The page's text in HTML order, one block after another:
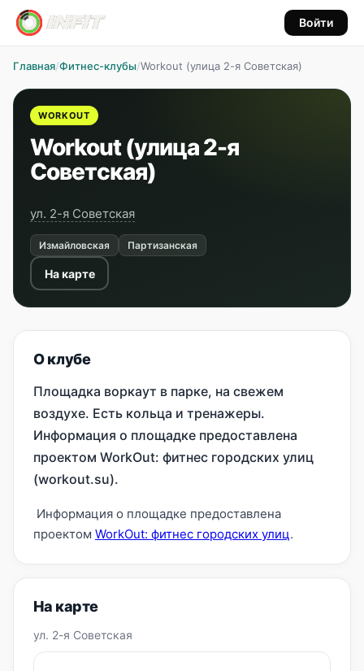
Войти
Главная/Фитнес-клубы/Workout (улица 2-я Советская)
WORKOUT
Workout (улица 2-я
Советская)
ул. 2-я Советская
Измайловская Партизанская
На карте
О клубе
Площадка воркаут в парке, на свежем
воздухе. Есть кольца и тренажеры.
Информация о площадке предоставлена
проектом WorkOut: фитнес городских улиц
(workout.su).
Информация о площадке предоставлена
проектом WorkOut: фитнес городских улиц.
На карте
ул. 2-я Советская